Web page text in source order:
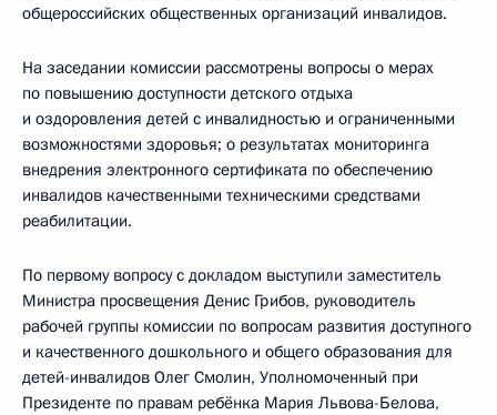
общероссийских общественных организаций инвалидов.
На заседании комиссии рассмотрены вопросы о мерах
по повышению доступности детского отдыха
и оздоровления детей с инвалидностью и ограниченными
возможностями здоровья; о результатах мониторинга
внедрения электронного сертификата по обеспечению
инвалидов качественными техническими средствами
реабилитации.
По первому вопросу с докладом выступили заместитель
Министра просвещения Денис Грибов, руководитель
рабочей группы комиссии по вопросам развития доступного
и качественного дошкольного и общего образования для
детей-инвалидов Олег Смолин, Уполномоченный при
Президенте по правам ребёнка Мария Львова-Белова,